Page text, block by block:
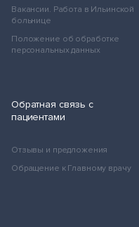
Вакансии. Работа в Ильинской
больнице
Положение об обработке
персональных данных
Обратная связь с
пациентами
Отзывы и предложения
Обращение к Главному врачу